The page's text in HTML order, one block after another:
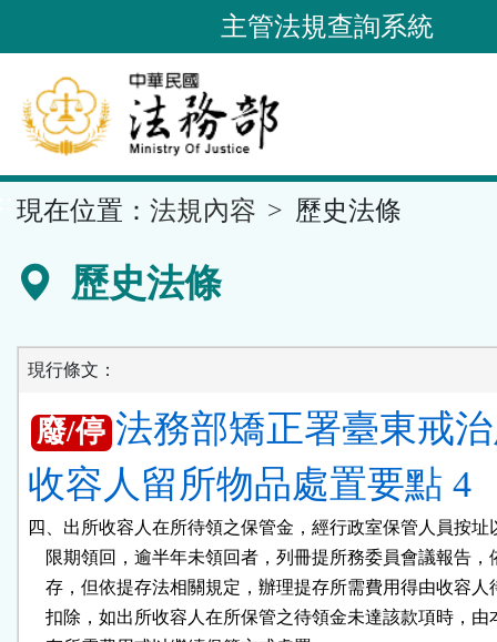
到
要
內
容
區
主管法規查詢系統
現在位置： 法規內容 歷史法條
歷史法條
現行條文：
廢/停 法務部矯正署臺東戒
收容人留所物品處置要點 4
四、出所收容人在所待領之保管金，經行政室保管人員按址
限期領回，逾半年未領回者，列冊提所務委員會議報告，
存，但依提存法相關規定，辦理提存所需費用得由收容人
扣除，如出所收容人在所保管之待領金未達該款項時，由